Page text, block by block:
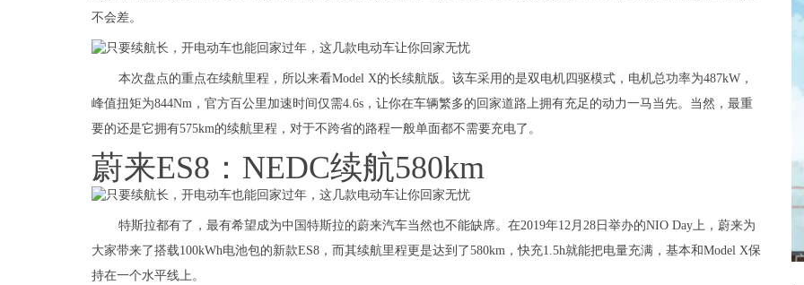
不会差。
本次盘点的重点在续航里程，所以来看Model X的长续航版。该车采用的是双电机四驱模式，电机总功率为487kW，
峰值扭矩为844Nm，官方百公里加速时间仅需4.6s，让你在车辆繁多的回家道路上拥有充足的动力一马当先。当然，最重
要的还是它拥有575km的续航里程，对于不跨省的路程一般单面都不需要充电了。
蔚来ES8：NEDC续航580km
特斯拉都有了，最有希望成为中国特斯拉的蔚来汽车当然也不能缺席。在2019年12月28日举办的NIO Day上，蔚来为
大家带来了搭载100kWh电池包的新款ES8，而其续航里程更是达到了580km，快充1.5h就能把电量充满，基本和Model X保
持在一个水平线上。